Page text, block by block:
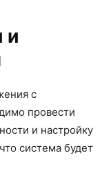
и
с
провести
и настройку
система будет